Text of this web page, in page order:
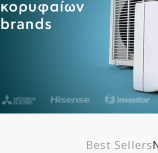
Best Sellers